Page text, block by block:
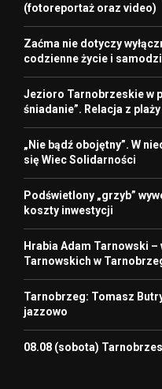
(fotoreportaż oraz video)
Zaćma nie dotyczy
codzienne życie i
Jezioro Tarnobrzeskie w
śniadanie”. Relacja z
„Nie bądź obojętny”. W
się Wiec Solidarności
Podświetlony „grzyb”
koszty inwestycji
Hrabia Adam Tarnowski
Tarnowskich w
Tarnobrzeg: Tomasz
jazzowo
08.08 (sobota)